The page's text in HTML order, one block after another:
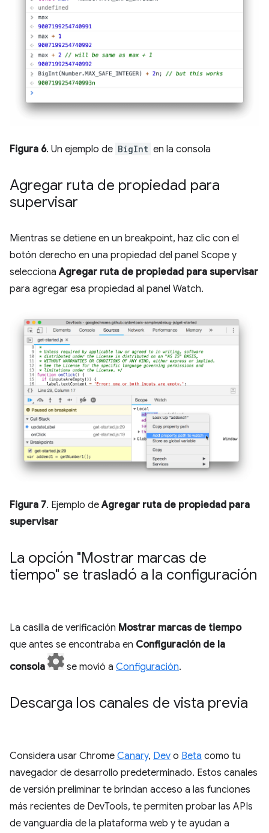
Figura 6. Un ejemplo de BigInt en la consola
Agregar ruta de propiedad para
supervisar
Mientras se detiene en un breakpoint, haz clic con el
botón derecho en una propiedad del panel Scope y
seleccionaAgregar ruta de propiedad para supervisar
para agregar esa propiedad al panel Watch.
Figura 7. Ejemplo deAgregar ruta de propiedad para
supervisar
La opción "Mostrar marcas de
tiempo" se trasladó a la configuración
La casilla de verificación Mostrar marcas de tiempo
que antes se encontraba en Configuración de la
consola
se movió a Configuración.
Descarga los canales de vista previa
Considera usar Chrome Canary, Dev o Beta como tu
navegador de desarrollo predeterminado. Estos canales
de versión preliminar te brindan acceso a las funciones
más recientes de DevTools, te permiten probar las APIs
de vanguardia de la plataforma web y te ayudan a